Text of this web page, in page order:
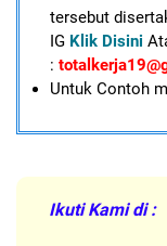
tersebut
IG Klik Disini
:
Untuk Contoh
Ikuti Kami di :